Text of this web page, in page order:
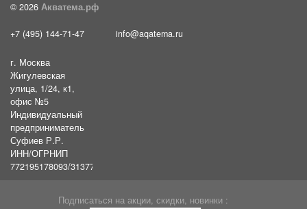
© 2026 Акватема.рф
+7 (495) 144-71-47 info@aqatema.ru
г. Москва
Жигулевская
улица, 1/24, к1,
офис №5
Индивидуальный
предприниматель
Суфиев Р.Р.
ИНН/ОГРНИП
772195178093/31377461610054
Подписаться на акции, скидки, новинки :